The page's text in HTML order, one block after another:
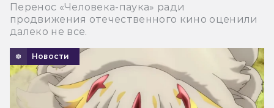
Перенос «Человека-паука» ради
продвижения отечественного кино оценили
далеко не все.
Новости